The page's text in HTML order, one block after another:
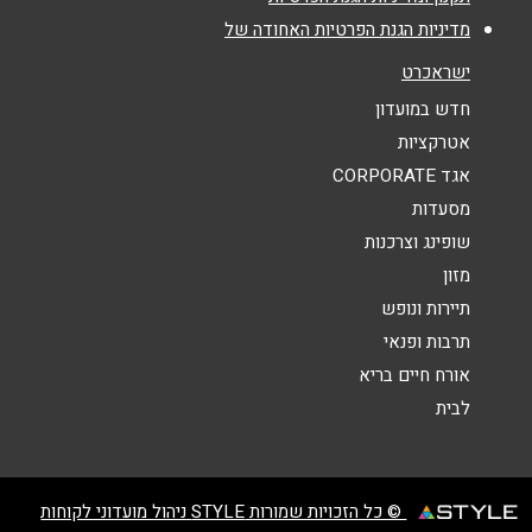
אנא חזרו אלי בקשר ל...
הודעה
מדיניות הגנת הפרטיות האחודה של
ישראכרט
חדש במועדון
אטרקציות
אגד CORPORATE
מסעדות
שופינג וצרכנות
מזון
תיירות ונופש
תרבות ופנאי
אורח חיים בריא
לבית
© כל הזכויות שמורות STYLE ניהול מועדוני לקוחות